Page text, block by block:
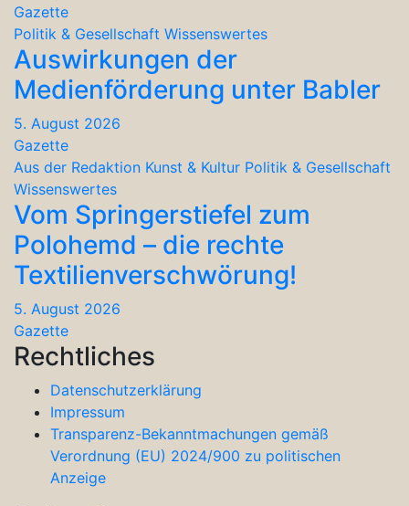
Gazette
Politik & Gesellschaft Wissenswertes
Auswirkungen der
Medienförderung unter Babler
5. August 2026
Gazette
Aus der Redaktion Kunst & Kultur Politik & Gesellschaft
Wissenswertes
Vom Springerstiefel zum
Polohemd – die rechte
Textilienverschwörung!
5. August 2026
Gazette
Rechtliches
Datenschutzerklärung
Impressum
Transparenz-Bekanntmachungen gemäß
Verordnung (EU) 2024/900 zu politischen
Anzeige